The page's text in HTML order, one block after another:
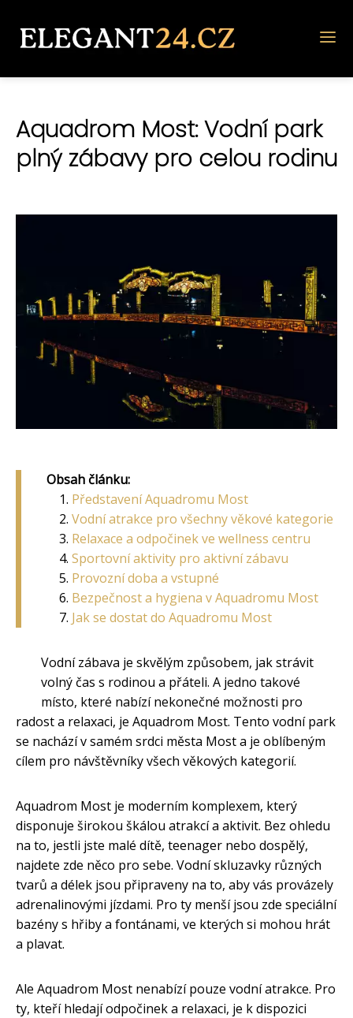
Aquadrom Most: Vodní park
plný zábavy pro celou rodinu
Obsah článku:
Představení Aquadromu Most
Vodní atrakce pro všechny věkové kategorie
Relaxace a odpočinek ve wellness centru
Sportovní aktivity pro aktivní zábavu
Provozní doba a vstupné
Bezpečnost a hygiena v Aquadromu Most
Jak se dostat do Aquadromu Most
Vodní zábava je skvělým způsobem, jak strávit
volný čas s rodinou a přáteli. A jedno takové
místo, které nabízí nekonečné možnosti pro
radost a relaxaci, je Aquadrom Most. Tento vodní park
se nachází v samém srdci města Most a je oblíbeným
cílem pro návštěvníky všech věkových kategorií.
Aquadrom Most je moderním komplexem, který
disponuje širokou škálou atrakcí a aktivit. Bez ohledu
na to, jestli jste malé dítě, teenager nebo dospělý,
najdete zde něco pro sebe. Vodní skluzavky různých
tvarů a délek jsou připraveny na to, aby vás provázely
adrenalinovými jízdami. Pro ty menší jsou zde speciální
bazény s hřiby a fontánami, ve kterých si mohou hrát
a plavat.
Ale Aquadrom Most nenabízí pouze vodní atrakce. Pro
ty, kteří hledají odpočinek a relaxaci, je k dispozici